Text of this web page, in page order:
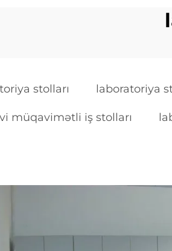
stolları laboratoriya
müqavimətli iş stolları